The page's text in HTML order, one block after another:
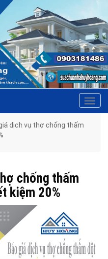
dịch vụ thợ chống thấm
chống thấm
kiệm 20%